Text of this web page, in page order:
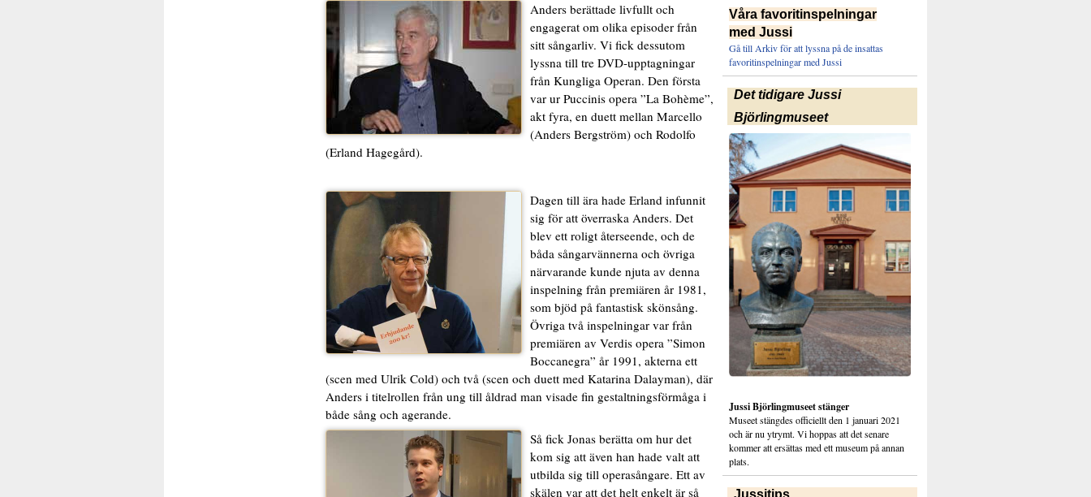
Anders berättade livfullt och
engagerat om olika episoder från
sitt sångarliv. Vi fick dessutom
lyssna till tre DVD-upptagningar
från Kungliga Operan. Den första
var ur Puccinis opera ”La Bohème”,
akt fyra, en duett mellan Marcello
(Anders Bergström) och Rodolfo
(Erland Hagegård).
Dagen till ära hade Erland infunnit
sig för att överraska Anders. Det
blev ett roligt återseende, och de
båda sångarvännerna och övriga
närvarande kunde njuta av denna
inspelning från premiären år 1981,
som bjöd på fantastisk skönsång.
Övriga två inspelningar var från
premiären av Verdis opera ”Simon
Boccanegra” år 1991, akterna ett
(scen med Ulrik Cold) och två (scen och duett med Katarina Dalayman), där
Anders i titelrollen från ung till åldrad man visade fin gestaltningsförmåga i
både sång och agerande.
Så fick Jonas berätta om hur det
kom sig att även han hade valt att
utbilda sig till operasångare. Ett av
skälen var att det helt enkelt är så
Våra favoritinspelningar
med Jussi
Gå till Arkiv för att lyssna på de insattas
favoritinspelningar med Jussi
Det tidigare Jussi
Björlingmuseet
Jussi Björlingmuseet stänger
Museet stängdes officiellt den 1 januari 2021
och är nu ytrymt. Vi hoppas att det senare
kommer att ersättas med ett museum på annan
plats.
Jussitips